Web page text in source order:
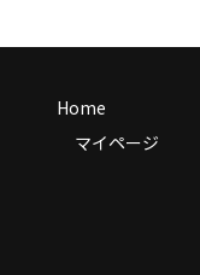
Home
マイページ